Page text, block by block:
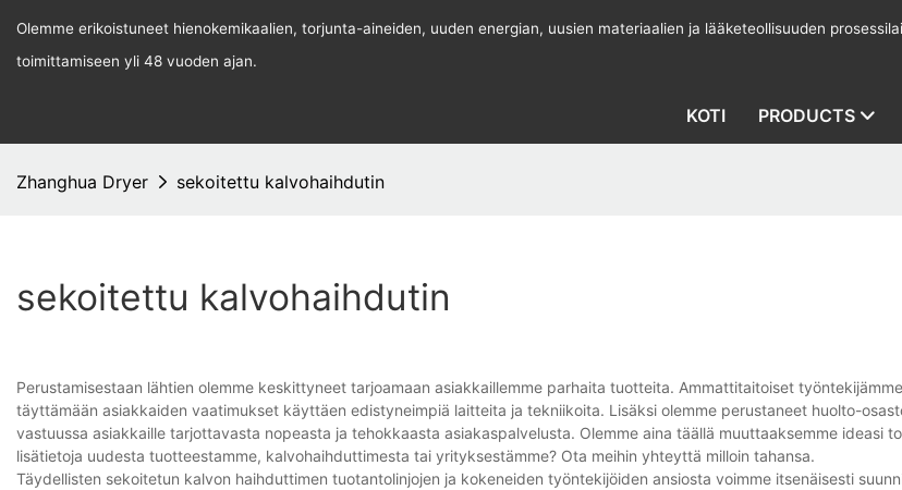
Olemme erikoistuneet hienokemikaalien, torjunta-aineiden, uuden energian, uusien materiaalien ja lääketeollisuuden
toimittamiseen yli 48 vuoden ajan.
KOTI PRODUCTS
Zhanghua Dryer sekoitettu kalvohaihdutin
sekoitettu kalvohaihdutin
Perustamisestaan ​​lähtien olemme keskittyneet tarjoamaan asiakkaillemme parhaita tuotteita. Ammattitaitoiset
täyttämään asiakkaiden vaatimukset käyttäen edistyneimpiä laitteita ja tekniikoita. Lisäksi olemme perustaneet huolto-
vastuussa asiakkaille tarjottavasta nopeasta ja tehokkaasta asiakaspalvelusta. Olemme aina täällä muuttaaksemme ideasi
lisätietoja uudesta tuotteestamme, kalvohaihduttimesta tai yrityksestämme? Ota meihin yhteyttä milloin tahansa.
Täydellisten sekoitetun kalvon haihduttimen tuotantolinjojen ja kokeneiden työntekijöiden ansiosta voimme itsenäisesti